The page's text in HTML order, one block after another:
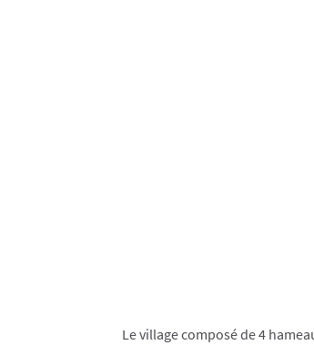
Le village composé de 4